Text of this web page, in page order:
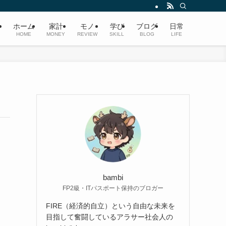
ホーム
HOME
家計
MONEY
モノ
REVIEW
学び
SKILL
ブログ
BLOG
日常
LIFE
bambi
FP2級・ITパスポート保持のブロガー
FIRE（経済的自立）という自由な未来を
目指して奮闘しているアラサー社会人の